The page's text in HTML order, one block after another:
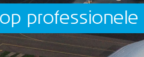
professionele